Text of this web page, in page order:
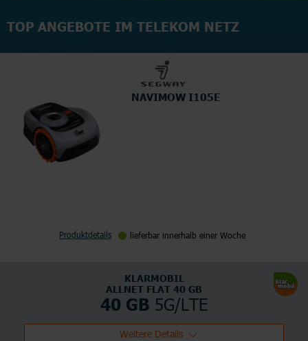
TOP ANGEBOTE IM TELEKOM NETZ
NAVIMOW I105E
Produktdetails lieferbar innerhalb einer Woche
KLARMOBIL
ALLNET FLAT 40 GB
40 GB 5G/LTE
Weitere Details